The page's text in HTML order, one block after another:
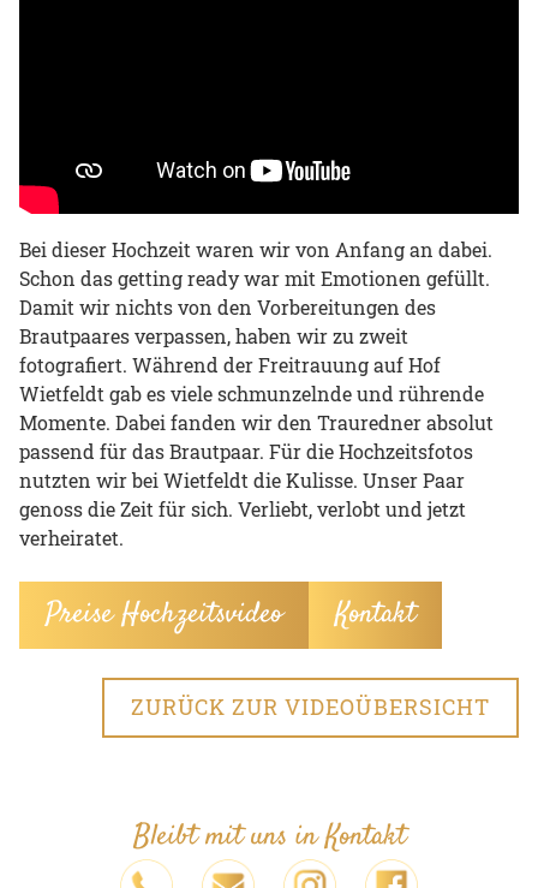
Bei dieser Hochzeit waren wir von Anfang an dabei.
Schon das getting ready war mit Emotionen gefüllt.
Damit wir nichts von den Vorbereitungen des
Brautpaares verpassen, haben wir zu zweit
fotografiert. Während der Freitrauung auf Hof
Wietfeldt gab es viele schmunzelnde und rührende
Momente. Dabei fanden wir den Trauredner absolut
passend für das Brautpaar. Für die Hochzeitsfotos
nutzten wir bei Wietfeldt die Kulisse. Unser Paar
genoss die Zeit für sich. Verliebt, verlobt und jetzt
verheiratet.
Preise Hochzeitsvideo Kontakt
ZURÜCK ZUR VIDEOÜBERSICHT
Bleibt mit uns in Kontakt